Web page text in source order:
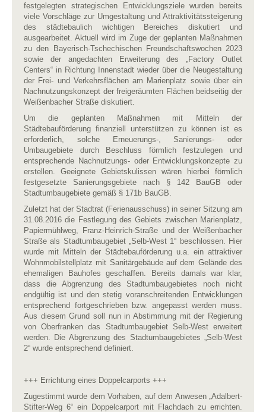
festgelegten strategischen Entwicklungsziele wurden bereits
viele Vorschläge zur Umgestaltung und Attraktivitätssteigerung
des städtebaulich wichtigen Bereiches diskutiert und
ausgearbeitet. Aktuell wird im Zuge der geplanten Maßnahmen
zu den Bayerisch-Tschechischen Freundschaftswochen 2023
sowie der angedachten Erweiterung des „Factory Outlet
Centers“ in Richtung Innenstadt wieder über die Neugestaltung
der Frei- und Verkehrsflächen am Marienplatz sowie über ein
Nachnutzungskonzept der freigeräumten Flächen beidseitig der
Weißenbacher Straße diskutiert.
Um die geplanten Maßnahmen mit Mitteln der
Städtebauförderung finanziell unterstützen zu können ist es
erforderlich, solche Erneuerungs-, Sanierungs- oder
Umbaugebiete durch Beschluss förmlich festzulegen und
entsprechende Nachnutzungs- oder Entwicklungskonzepte zu
erstellen. Geeignete Gebietskulissen wären hierbei förmlich
festgesetzte Sanierungsgebiete nach § 142 BauGB oder
Stadtumbaugebiete gemäß § 171b BauGB.
Zuletzt hat der Stadtrat (Ferienausschuss) in seiner Sitzung am
31.08.2016 die Festlegung des Gebiets zwischen Marienplatz,
Papiermühlweg, Franz-Heinrich-Straße und der Weißenbacher
Straße als Stadtumbaugebiet „Selb-West 1“ beschlossen. Hier
wurde mit Mitteln der Städtebauförderung u.a. ein attraktiver
Wohnmobilstellplatz mit Sanitärgebäude auf dem Gelände des
ehemaligen Bauhofes geschaffen. Bereits damals war klar,
dass die Abgrenzung des Stadtumbaugebietes noch nicht
endgültig ist und den stetig voranschreitenden Entwicklungen
entsprechend fortgeschrieben bzw. angepasst werden muss.
Aus diesem Grund soll nun in Abstimmung mit der Regierung
von Oberfranken das Stadtumbaugebiet Selb-West erweitert
werden. Die Abgrenzung des Stadtumbaugebietes „Selb-West
2“ wurde entsprechend definiert.
+++ Errichtung eines Doppelcarports +++
Zugestimmt wurde dem Vorhaben, auf dem Anwesen „Adalbert-
Stifter-Weg 6“ ein Doppelcarport mit Flachdach zu errichten.